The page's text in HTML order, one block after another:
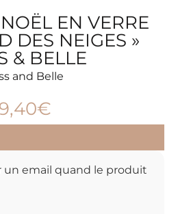
EN VERRE
DES NEIGES »
& BELLE
and Belle
9,40€
un email quand le produit